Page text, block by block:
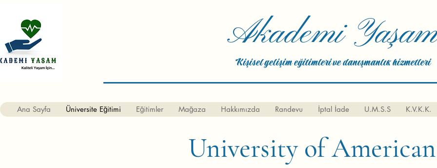
Akademi
Kişisel gelişim eğitimleri ve danışmanlık hizmetleri
Ana Sayfa Üniversite Eğitimi Eğitimler Mağaza Hakkımızda Randevu İptal İade U.M.S.S K.V.K.K.
University of